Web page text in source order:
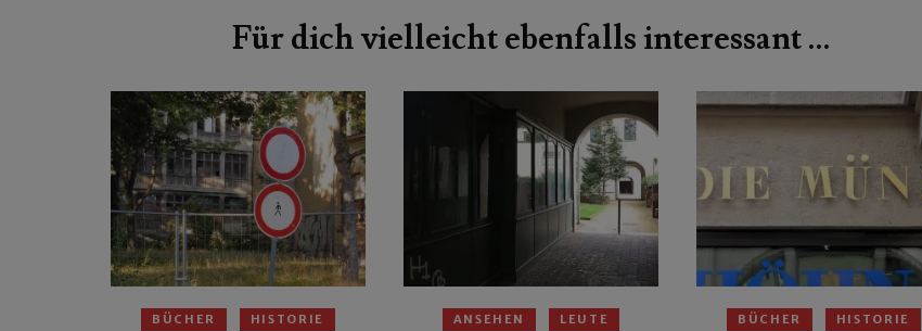
Für dich vielleicht ebenfalls interessant …
BÜCHER HISTORIE ANSEHEN LEUTE BÜCHER HISTORIE